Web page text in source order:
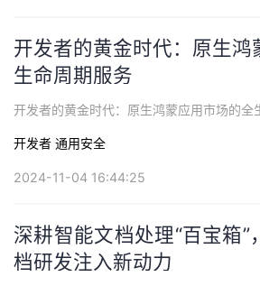
开发者的黄金时代：原生鸿
生命周期服务
开发者的黄金时代：原生鸿蒙应用市场的全
开发者 通用安全
2024-11-04 16:44:25
深耕智能文档处理“百宝箱”
档研发注入新动力